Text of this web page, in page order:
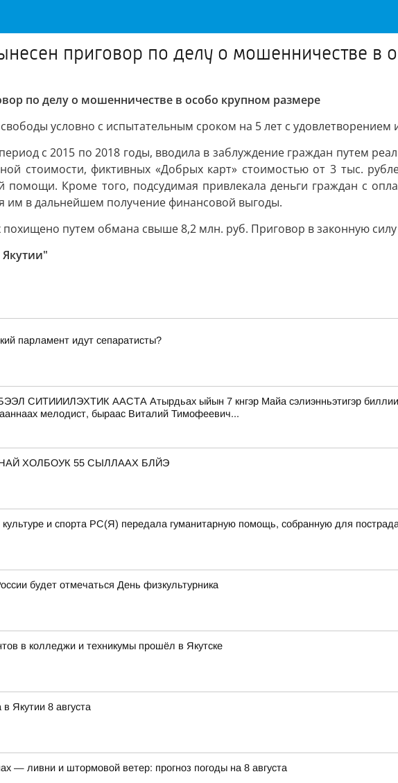
приговор по делу о мошенничестве в
по делу о мошенничестве в особо крупном размере
условно с испытательным сроком на 5 лет с
с 2015 по 2018 годы, вводила в заблуждение граждан путем
стоимости, фиктивных «Добрых карт» стоимостью от 3 тыс.
помощи. Кроме того, подсудимая привлекала деньги граждан с
им в дальнейшем получение финансовой выгоды.
путем обмана свыше 8,2 млн. руб. Приговор в законную силу
парламент идут сепаратисты?
СИТИИИЛЭХТИК ААСТА Атырдьах ыйын 7 кнгэр Майа сэлиэнньэтигэр
мелодист, быраас Виталий Тимофеевич...
ХОЛБОУК 55 СЫЛЛААХ БЛЙЭ
и спорта РС(Я) передала гуманитарную помощь, собранную для
будет отмечаться День физкультурника
в колледжи и техникумы прошёл в Якутске
Якутии 8 августа
— ливни и штормовой ветер: прогноз погоды на 8 августа